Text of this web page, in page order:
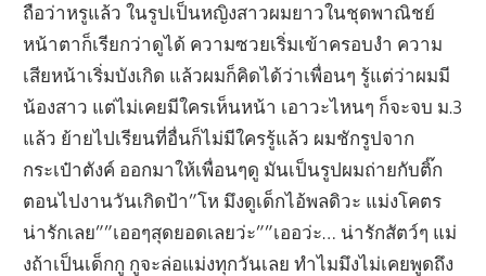
ถือว่าหรูแล้ว ในรูปเป็นหญิงสาวผมยาวในชุดพาณิชย์
หน้าตาก็เรียกว่าดูได้ ความซวยเริ่มเข้าครอบงำ ความ
เสียหน้าเริ่มบังเกิด แล้วผมก็คิดได้ว่าเพื่อนๆ รู้แต่ว่าผมมี
น้องสาว แต่ไม่เคยมีใครเห็นหน้า เอาวะไหนๆ ก็จะจบ ม.3
แล้ว ย้ายไปเรียนที่อื่นก็ไม่มีใครรู้แล้ว ผมชักรูปจาก
กระเป๋าตังค์ ออกมาให้เพื่อนๆดู มันเป็นรูปผมถ่ายกับติ๊ก
ตอนไปงานวันเกิดป้า”โห มึงดูเด็กไอ้พลดิวะ แม่งโคตร
น่ารักเลย””เออๆสุดยอดเลยว่ะ””เออว่ะ… น่ารักสัตว์ๆ แม่
งถ้าเป็นเด็กกู กูจะล่อแม่งทุกวันเลย ทำไมมึงไม่เคยพูดถึง